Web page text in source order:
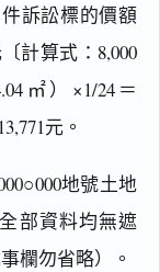
訴訟標的價額
計算式：8,000
㎡）×1/24＝
元。
地號土地
部資料均無遮
欄勿省略）。